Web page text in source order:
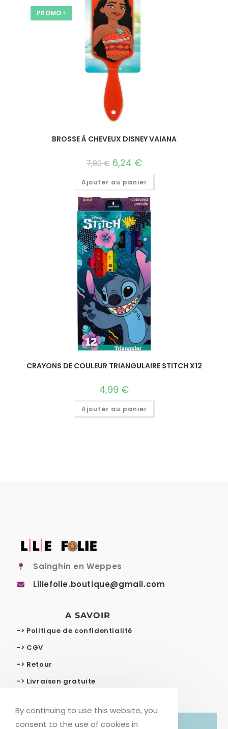
PROMO !
BROSSE À CHEVEUX DISNEY VAIANA
7,80€ 6,24 €
Ajouter au panier
CRAYONS DE COULEUR TRIANGULAIRE STITCH X12
4,99 €
Ajouter au panier
Sainghin en Weppes
Liliefolie.boutique@gmail.com
A SAVOIR
-> Politique de confidentialité
-> CGV
-> Retour
-> Livraison gratuite
© COPYRIGHT – LILIE FOLIE
By continuing to use this website, you
consent to the use of cookies in